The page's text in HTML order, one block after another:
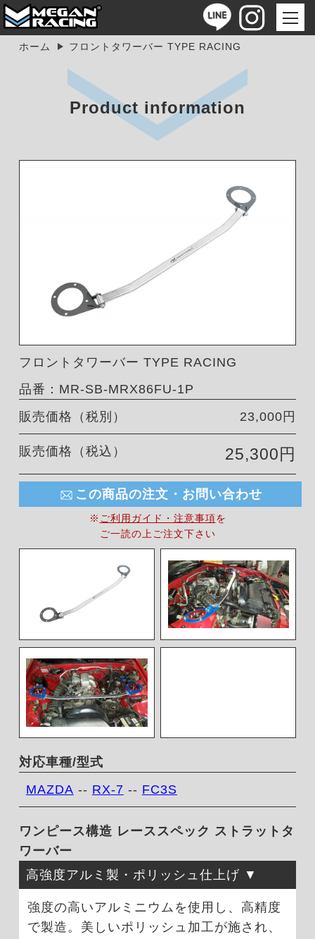
ホーム フロントタワーバー TYPE RACING
Product information
フロントタワーバー TYPE RACING
品番：MR-SB-MRX86FU-1P
販売価格（税別）
23,000円
販売価格（税込） 25,300円
この商品の注文・お問い合わせ
※ ご利用ガイド・注意事項を
ご一読の上ご注文下さい
対応車種/型式
MAZDA -- RX-7 -- FC3S
ワンピース構造 レーススペック ストラットタ
ワーバー
高強度アルミ製・ポリッシュ仕上げ
強度の高いアルミニウムを使用し、高精度
で製造。美しいポリッシュ加工が施され、